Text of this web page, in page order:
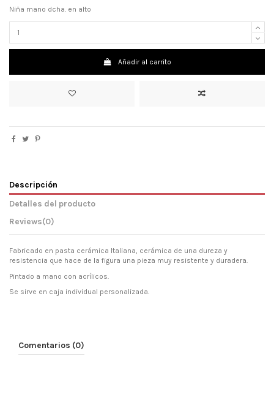
Niña mano dcha. en alto
Añadir al carrito
Descripción
Detalles del producto
Reviews(0)
Fabricado en pasta cerámica Italiana, cerámica de una dureza y
resistencia que hace de la figura una pieza muy resistente y duradera.
Pintado a mano con acrílicos.
Se sirve en caja individual personalizada.
Comentarios (0)